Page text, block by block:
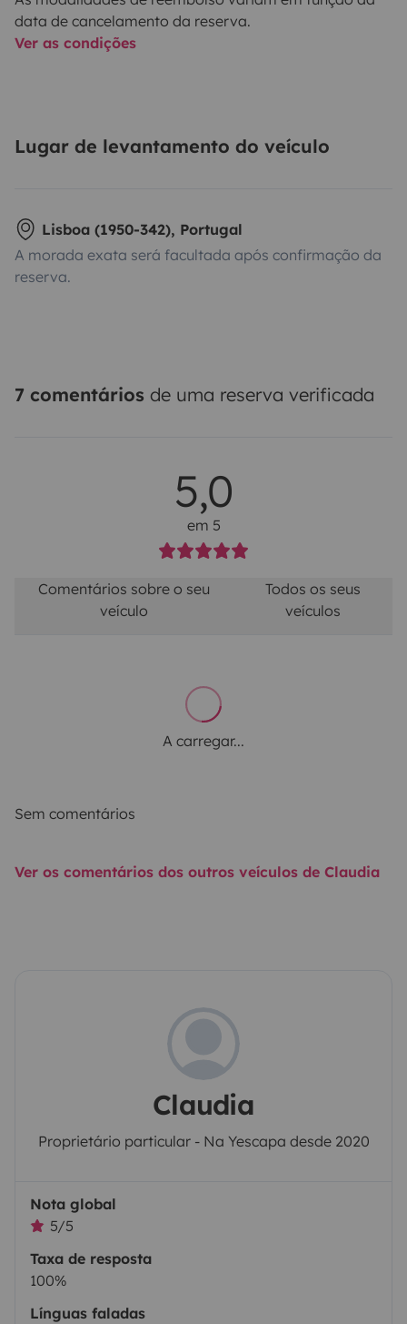
data de cancelamento da reserva.
Ver as condições
Lugar de levantamento do veículo
Lisboa (1950-342), Portugal
A morada exata será facultada após confirmação da
reserva.
7 comentários de uma reserva verificada
5,0
em 5
Comentários sobre o seu
veículo
Todos os seus
veículos
A carregar...
Sem comentários
Ver os comentários dos outros veículos de Claudia
Claudia
Proprietário particular - Na Yescapa desde 2020
Nota global
5/5
Taxa de resposta
100%
Línguas faladas